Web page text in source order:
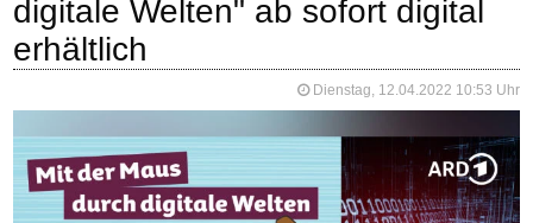
digitale Welten" ab sofort digital
erhältlich
Dienstag, 12.04.2022 10:53 Uhr